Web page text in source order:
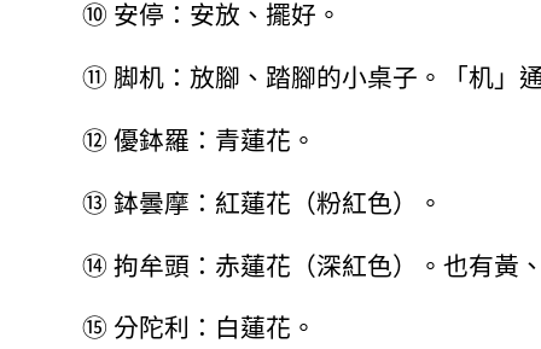
⑩ 安停：安放、擺好。
⑪ 脚机：放腳、踏腳的小桌子。「机」
⑫ 優鉢羅：青蓮花。
⑬ 鉢曇摩：紅蓮花（粉紅色）。
⑭ 拘牟頭：赤蓮花（深紅色）。也有黃
⑮ 分陀利：白蓮花。